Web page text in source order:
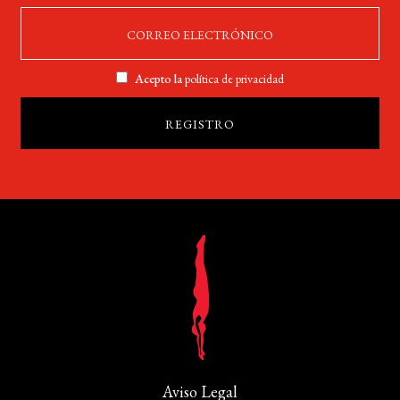
Acepto lapolítica de privacidad
Aviso Legal